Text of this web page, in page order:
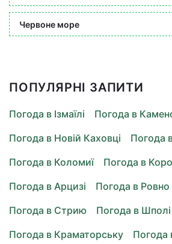
Червоне море
ПОПУЛЯРНІ ЗАПИТИ
Погода в Ізмаїлі
Погода в
Погода в Новій Каховці
Погода
Погода в Коломиї
Погода в
Погода в Арцизі
Погода в Ровно
Погода в Стрию
Погода в Шполі
Погода в Краматорську
Погода